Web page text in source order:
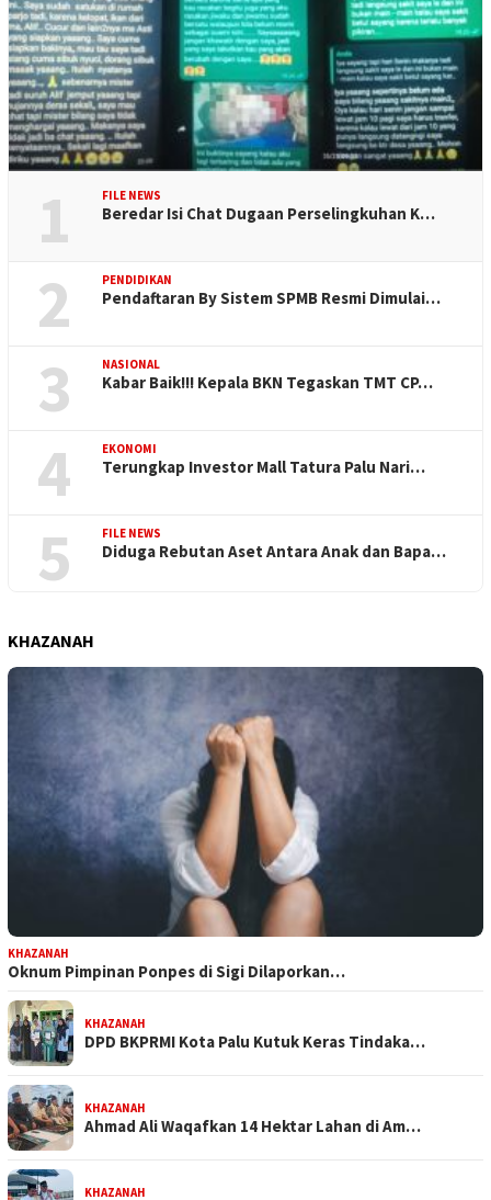
1 FILE NEWS
Beredar Isi Chat Dugaan Perselingkuhan K…
2 PENDIDIKAN
Pendaftaran By Sistem SPMB Resmi Dimulai…
3 NASIONAL
Kabar Baik!!! Kepala BKN Tegaskan TMT CP…
4 EKONOMI
Terungkap Investor Mall Tatura Palu Nari…
5 FILE NEWS
Diduga Rebutan Aset Antara Anak dan Bapa…
KHAZANAH
KHAZANAH
Oknum Pimpinan Ponpes di Sigi Dilaporkan…
KHAZANAH
DPD BKPRMI Kota Palu Kutuk Keras Tindaka…
KHAZANAH
Ahmad Ali Waqafkan 14 Hektar Lahan di Am…
KHAZANAH